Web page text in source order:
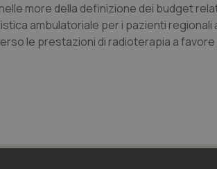
more della definizione dei budget
ambulatoriale per i pazienti regionali
le prestazioni di radioterapia a favore